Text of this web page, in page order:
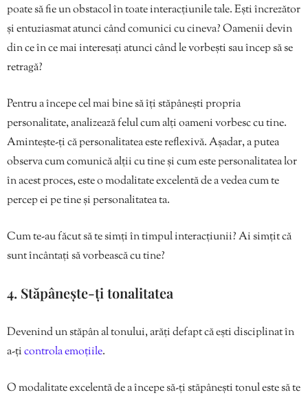
poate să fie un obstacol în toate interacțiunile tale. Ești încrezător
și entuziasmat atunci când comunici cu cineva? Oamenii devin
din ce în ce mai interesați atunci când le vorbești sau încep să se
retragă?
Pentru a începe cel mai bine să îți stăpânești propria
personalitate, analizează felul cum alți oameni vorbesc cu tine.
Amintește-ți că personalitatea este reflexivă. Așadar, a putea
observa cum comunică alții cu tine și cum este personalitatea lor
în acest proces, este o modalitate excelentă de a vedea cum te
percep ei pe tine și personalitatea ta.
Cum te-au făcut să te simți în timpul interacțiunii? Ai simțit că
sunt încântați să vorbească cu tine?
4. Stăpânește-ți tonalitatea
Devenind un stăpân al tonului, arăți defapt că ești disciplinat în
a-țicontrola emoțiile.
O modalitate excelentă de a începe să-ți stăpânești tonul este să te